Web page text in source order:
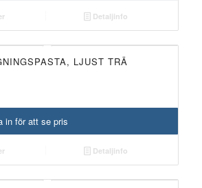
Detaljinfo
UTGÅTT!
LJUST TRÄ
in för att se pris
Detaljinfo